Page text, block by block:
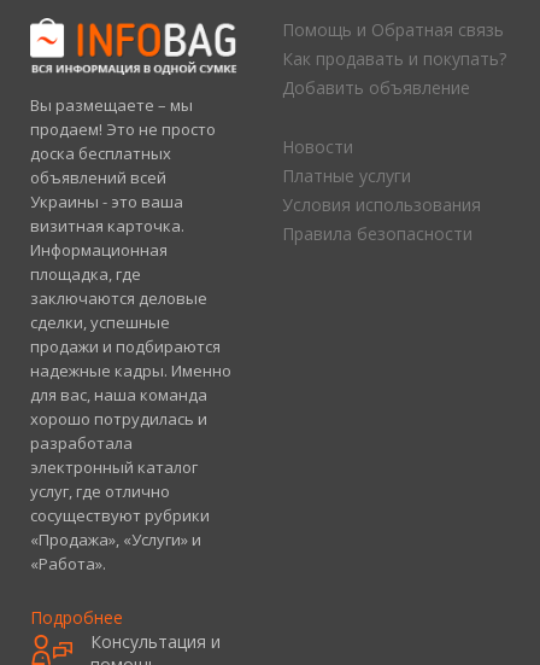
Вы размещаете – мы
продаем! Это не просто
доска бесплатных
объявлений всей
Украины - это ваша
визитная карточка.
Информационная
площадка, где
заключаются деловые
сделки, успешные
продажи и подбираются
надежные кадры. Именно
для вас, наша команда
хорошо потрудилась и
разработала
электронный каталог
услуг, где отлично
сосуществуют рубрики
«Продажа», «Услуги» и
«Работа».
Подробнее
Помощь и Обратная связь
Как продавать и покупать?
Добавить объявление
Новости
Платные услуги
Условия использования
Правила безопасности
Консультация и